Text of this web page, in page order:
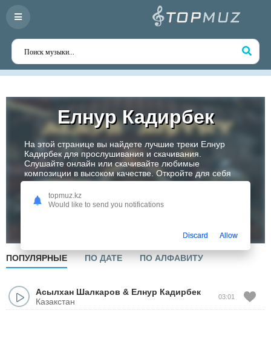
Елнур Кадирбек
На этой странице вы найдете лучшие треки Елнур
Кадирбек для прослушивания и скачивания.
Слушайте онлайн или скачивайте любимые
композиции в высоком качестве. Откройте для себя
творчество одного из самых перспективных артистов
Казахстана!
ПОПУЛЯРНЫЕ ПО ДАТЕ ПО АЛФАВИТУ
Асылхан Шалкаров & Елнур Кадирбек
Казакстан
03:01
topmuz.kz
Would like to send you notifications
Discard Allow